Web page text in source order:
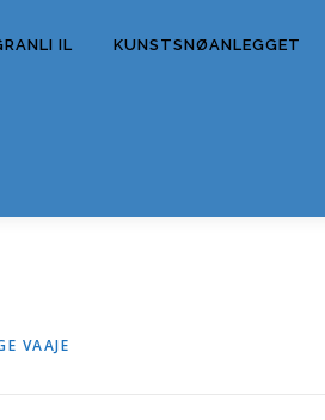
IL KUNSTSNØANLEGGET
VAAJE